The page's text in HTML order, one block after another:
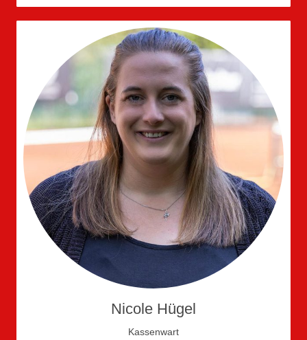
Nicole Hügel
Kassenwart